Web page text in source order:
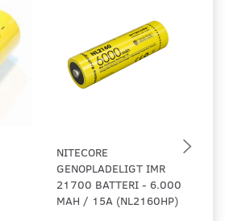
NITECORE
GENOPLADELIGT IMR
21700 BATTERI - 6.000
MAH / 15A (NL2160HP)